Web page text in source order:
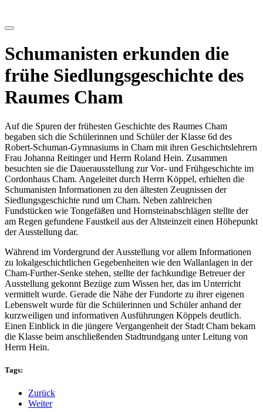
Schumanisten erkunden die
frühe Siedlungsgeschichte des
Raumes Cham
Auf die Spuren der frühesten Geschichte des Raumes Cham
begaben sich die Schülerinnen und Schüler der Klasse 6d des
Robert-Schuman-Gymnasiums in Cham mit ihren Geschichtslehrern
Frau Johanna Reitinger und Herrn Roland Hein. Zusammen
besuchten sie die Dauerausstellung zur Vor- und Frühgeschichte im
Cordonhaus Cham. Angeleitet durch Herrn Köppel, erhielten die
Schumanisten Informationen zu den ältesten Zeugnissen der
Siedlungsgeschichte rund um Cham. Neben zahlreichen
Fundstücken wie Tongefäßen und Hornsteinabschlägen stellte der
am Regen gefundene Faustkeil aus der Altsteinzeit einen Höhepunkt
der Ausstellung dar.
Während im Vordergrund der Ausstellung vor allem Informationen
zu lokalgeschichtlichen Gegebenheiten wie den Wallanlagen in der
Cham-Further-Senke stehen, stellte der fachkundige Betreuer der
Ausstellung gekonnt Bezüge zum Wissen her, das im Unterricht
vermittelt wurde. Gerade die Nähe der Fundorte zu ihrer eigenen
Lebenswelt wurde für die Schülerinnen und Schüler anhand der
kurzweiligen und informativen Ausführungen Köppels deutlich.
Einen Einblick in die jüngere Vergangenheit der Stadt Cham bekam
die Klasse beim anschließenden Stadtrundgang unter Leitung von
Herrn Hein.
Tags:
Zurück
Weiter